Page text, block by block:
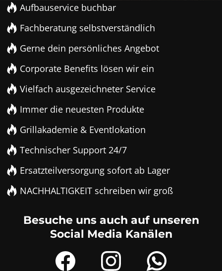
Aufbauservice buchbar
Fachberatung selbstverständlich
Gerne dein persönliches Angebot
Corporate Benefits lösen wir ein
Vielfach ausgezeichneter Service
Immer die neuesten Produkte
Grillakademie & Eventlokation
Technischer Support 24/7
Ersatzteilversorgung sofort ab Lager
NACHHALTIGKEIT schreiben wir groß
Besuche uns auch auf unseren
Social Media Kanälen